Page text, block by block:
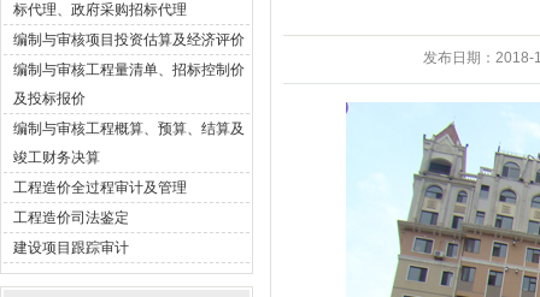
标代理、政府采购招标代理
编制与审核项目投资估算及经济评价
编制与审核工程量清单、招标控制价
及投标报价
编制与审核工程概算、预算、结算及
竣工财务决算
工程造价全过程审计及管理
工程造价司法鉴定
建设项目跟踪审计
发布日期： 2018-